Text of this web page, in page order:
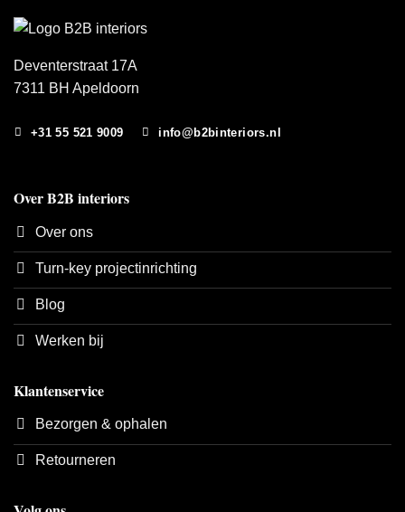
Deventerstraat 17A
7311 BH Apeldoorn
+31 55 521 9009 info@b2binteriors.nl
Over B2B interiors
Over ons
Turn-key projectinrichting
Blog
Werken bij
Klantenservice
Bezorgen & ophalen
Retourneren